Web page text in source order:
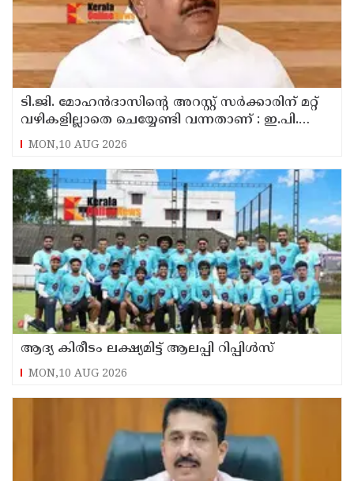
ടി.ജി. മോഹൻദാസിന്റെ അറസ്റ്റ് സർക്കാരിന് മറ്റ്
വഴികളില്ലാതെ ചെയ്യേണ്ടി വന്നതാണ് : ഇ.പി.
ജയരാജൻ
MON,10 AUG 2026
ആദ്യ കിരീടം ലക്ഷ്യമിട്ട് ആലപ്പി റിപ്പിൾസ്
MON,10 AUG 2026